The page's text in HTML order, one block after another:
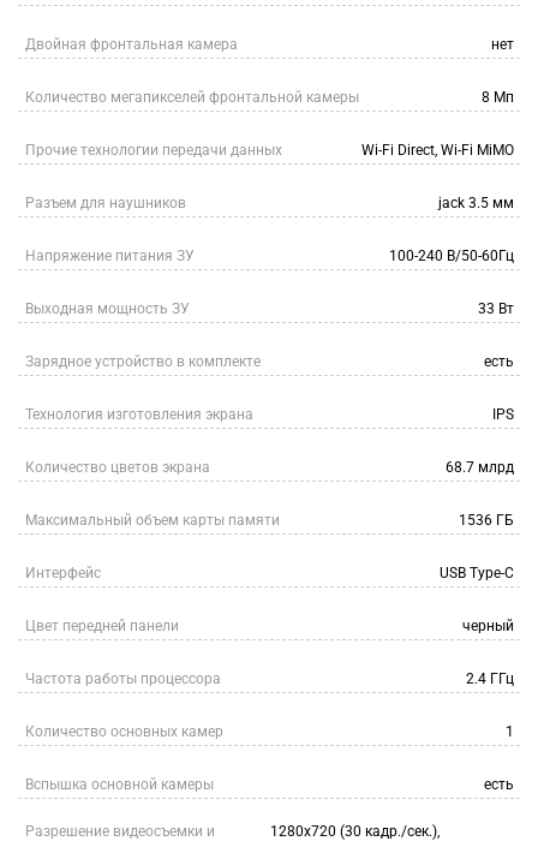
Двойная фронтальная камера нет
Количество мегапикселей фронтальной камеры 8 Мп
Прочие технологии передачи данных Wi-Fi Direct, Wi-Fi MiMO
Разъем для наушников jack 3.5 мм
Напряжение питания ЗУ 100-240 В/50-60Гц
Выходная мощность ЗУ 33 Вт
Зарядное устройство в комплекте есть
Технология изготовления экрана IPS
Количество цветов экрана 68.7 млрд
Максимальный объем карты памяти 1536 ГБ
Интерфейс USB Type-C
Цвет передней панели черный
Частота работы процессора 2.4 ГГц
Количество основных камер 1
Вспышка основной камеры есть
Разрешение видеосъемки и
1280x720 (30 кадр./сек.),